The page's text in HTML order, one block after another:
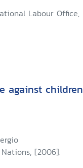
Labour Office,
against children
[2006].